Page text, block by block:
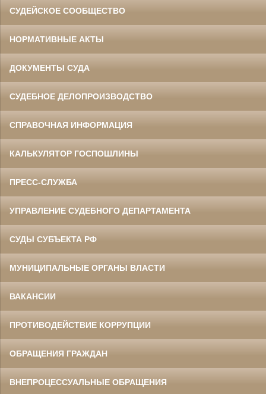
СУДЕЙСКОЕ СООБЩЕСТВО
НОРМАТИВНЫЕ АКТЫ
ДОКУМЕНТЫ СУДА
СУДЕБНОЕ ДЕЛОПРОИЗВОДСТВО
СПРАВОЧНАЯ ИНФОРМАЦИЯ
КАЛЬКУЛЯТОР ГОСПОШЛИНЫ
ПРЕСС-СЛУЖБА
УПРАВЛЕНИЕ СУДЕБНОГО ДЕПАРТАМЕНТА
СУДЫ СУБЪЕКТА РФ
МУНИЦИПАЛЬНЫЕ ОРГАНЫ ВЛАСТИ
ВАКАНСИИ
ПРОТИВОДЕЙСТВИЕ КОРРУПЦИИ
ОБРАЩЕНИЯ ГРАЖДАН
ВНЕПРОЦЕССУАЛЬНЫЕ ОБРАЩЕНИЯ